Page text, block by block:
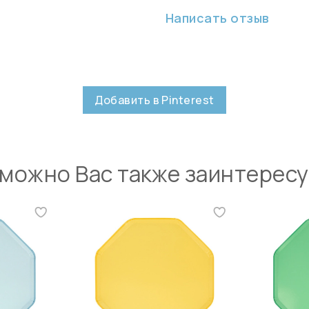
Написать отзыв
Добавить в Pinterest
Вас также